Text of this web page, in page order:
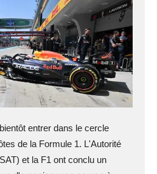
entrer dans le cercle
de la Formule 1. L'Autorité
et la F1 ont conclu un